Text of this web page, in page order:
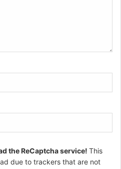
the ReCaptcha service! This
due to trackers that are not